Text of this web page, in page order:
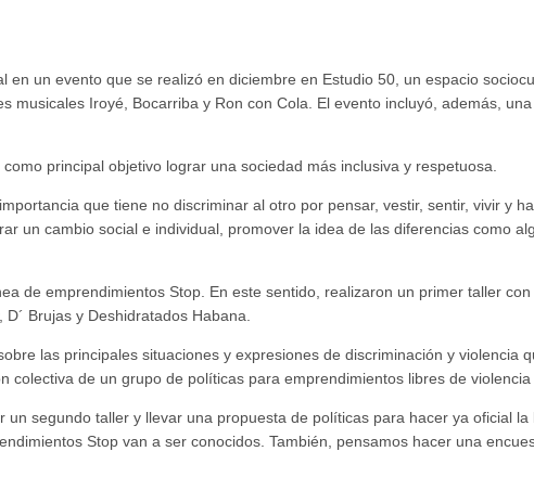
en un evento que se realizó en diciembre en Estudio 50, un espacio
musicales Iroyé, Bocarriba y Ron con Cola. El evento incluyó, además,
principal objetivo lograr una sociedad más inclusiva y respetuosa.
que tiene no discriminar al otro por pensar, vestir, sentir, vivir y
un cambio social e individual, promover la idea de las diferencias como
de emprendimientos Stop. En este sentido, realizaron un primer taller
Brujas y Deshidratados Habana.
las principales situaciones y expresiones de discriminación y violencia
colectiva de un grupo de políticas para emprendimientos libres de
un segundo taller y llevar una propuesta de políticas para hacer ya oficial
Stop van a ser conocidos. También, pensamos hacer una